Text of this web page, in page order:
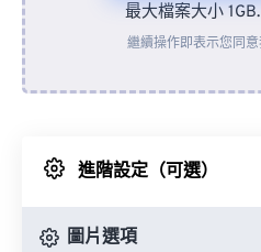
來自裝置
來自
最大檔案大小
繼續操作即表示您同
進階設定（可選）
圖片選項